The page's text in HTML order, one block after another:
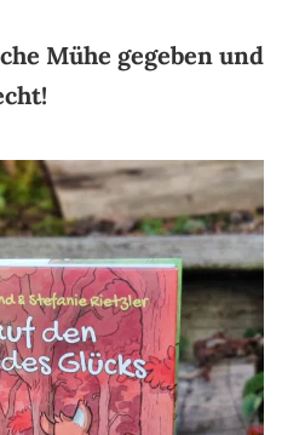
Mühe gegeben und